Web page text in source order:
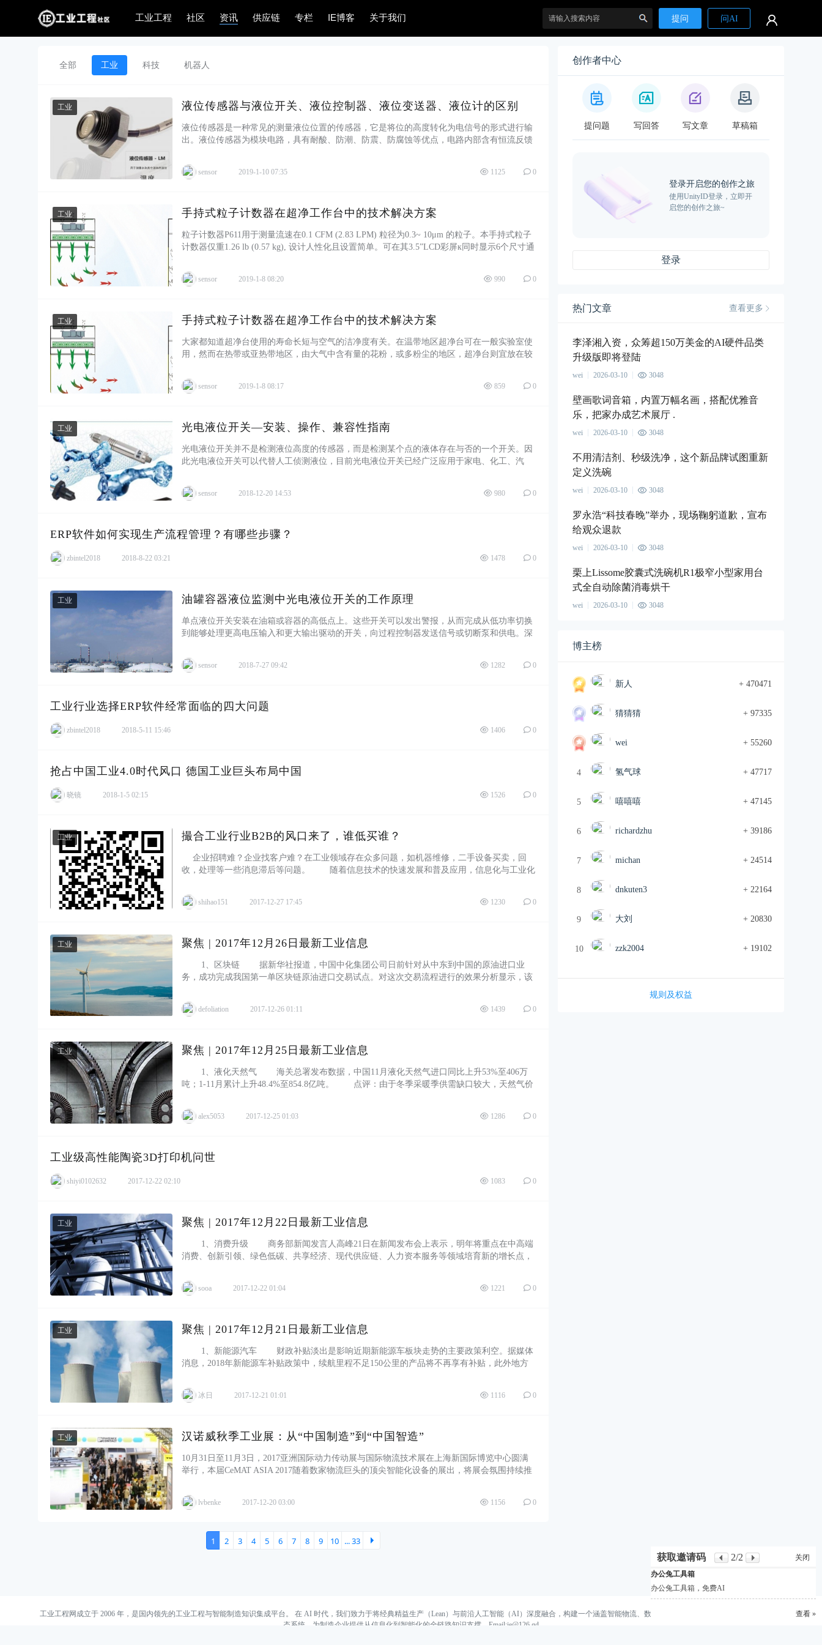
工业工程 社区 资讯 供应链 专栏 IE博客 关于我们 问AI
提问
索
全部 工业 科技 机器人
工业 液位传感器与液位开关、液位控制器、液位变送器、液位计的区别
液位传感器是一种常见的测量液位位置的传感器，它是将位的高度转化为电信号的形式进行输
出。液位传感器为模块电路，具有耐酸、防潮、防震、防腐蚀等优点，电路内部含有恒流反馈
sensor 2019-1-10 07:35 1125 0
工业 手持式粒子计数器在超净工作台中的技术解决方案
粒子计数器P611用于测量流速在0.1 CFM (2.83 LPM) 粒径为0.3~ 10μm 的粒子。本手持式粒子
计数器仅重1.26 lb (0.57 kg), 设计人性化且设置简单。可在其3.5”LCD彩屏к同时显示6个尺寸通
sensor 2019-1-8 08:20 990 0
工业 手持式粒子计数器在超净工作台中的技术解决方案
大家都知道超净台使用的寿命长短与空气的洁净度有关。在温带地区超净台可在一般实验室使
用，然而在热带或亚热带地区，由大气中含有量的花粉，或多粉尘的地区，超净台则宜放在较
sensor 2019-1-8 08:17 859 0
工业 光电液位开关—安装、操作、兼容性指南
光电液位开关并不是检测液位高度的传感器，而是检测某个点的液体存在与否的一个开关。因
此光电液位开关可以代替人工侦测液位，目前光电液位开关已经广泛应用于家电、化工、汽
sensor 2018-12-20 14:53 980 0
ERP软件如何实现生产流程管理？有哪些步骤？
zbintel2018 2018-8-22 03:21 1478 0
工业 油罐容器液位监测中光电液位开关的工作原理
单点液位开关安装在油箱或容器的高低点上。这些开关可以发出警报，从而完成从低功率切换
到能够处理更高电压输入和更大输出驱动的开关，向过程控制器发送信号或切断泵和供电。深
sensor 2018-7-27 09:42 1282 0
工业行业选择ERP软件经常面临的四大问题
zbintel2018 2018-5-11 15:46 1406 0
抢占中国工业4.0时代风口 德国工业巨头布局中国
晓镜 2018-1-5 02:15 1526 0
工业 撮合工业行业B2B的风口来了，谁低买谁？
企业招聘难？企业找客户难？在工业领域存在众多问题，如机器维修，二手设备买卖，回
收，处理等一些消息滞后等问题。 随着信息技术的快速发展和普及应用，信息化与工业化
shihao151 2017-12-27 17:45 1230 0
工业 聚焦 | 2017年12月26日最新工业信息
1、区块链 据新华社报道，中国中化集团公司日前针对从中东到中国的原油进口业
务，成功完成我国第一单区块链原油进口交易试点。对这次交易流程进行的效果分析显示，该
defoliation 2017-12-26 01:11 1439 0
工业 聚焦 | 2017年12月25日最新工业信息
1、液化天然气 海关总署发布数据，中国11月液化天然气进口同比上升53%至406万
吨；1-11月累计上升48.4%至854.8亿吨。 点评：由于冬季采暖季供需缺口较大，天然气价
alex5053 2017-12-25 01:03 1286 0
工业级高性能陶瓷3D打印机问世
shiyi0102632 2017-12-22 02:10 1083 0
工业 聚焦 | 2017年12月22日最新工业信息
1、消费升级 商务部新闻发言人高峰21日在新闻发布会上表示，明年将重点在中高端
消费、创新引领、绿色低碳、共享经济、现代供应链、人力资本服务等领域培育新的增长点，
sooa 2017-12-22 01:04 1221 0
工业 聚焦 | 2017年12月21日最新工业信息
1、新能源汽车 财政补贴淡出是影响近期新能源车板块走势的主要政策利空。据媒体
消息，2018年新能源车补贴政策中，续航里程不足150公里的产品将不再享有补贴，此外地方
冰日 2017-12-21 01:01 1116 0
工业 汉诺威秋季工业展：从“中国制造”到“中国智造”
10月31日至11月3日，2017亚洲国际动力传动展与国际物流技术展在上海新国际博览中心圆满
举行，本届CeMAT ASIA 2017随着数家物流巨头的顶尖智能化设备的展出，将展会氛围持续推
lvbenke 2017-12-20 03:00 1156 0
1 2 3 4 5 6 7 8 9 10 ... 33
创作者中心
提问题 写回答 写文章 草稿箱
登录开启您的创作之旅
使用UnityID登录，立即开
启您的创作之旅~
登录
热门文章 查看更多
李泽湘入资，众筹超150万美金的AI硬件品类
升级版即将登陆
wei 2026-03-10 3048
壁画歌词音箱，内置万幅名画，搭配优雅音
乐，把家办成艺术展厅 .
wei 2026-03-10 3048
不用清洁剂、秒级洗净，这个新品牌试图重新
定义洗碗
wei 2026-03-10 3048
罗永浩“科技春晚”举办，现场鞠躬道歉，宣布
给观众退款
wei 2026-03-10 3048
栗上Lissome胶囊式洗碗机R1极窄小型家用台
式全自动除菌消毒烘干
wei 2026-03-10 3048
博主榜
新人 + 470471
猜猜猜 + 97335
wei + 55260
4 氢气球 + 47717
5 嘻嘻嘻 + 47145
6 richardzhu + 39186
7 michan + 24514
8 dnkuten3 + 22164
9 大刘 + 20830
10 zzk2004 + 19102
规则及权益
关闭
获取邀请码 2/2
办公兔工具箱
办公兔工具箱，免费AI
查看 »
工业工程网成立于 2006 年，是国内领先的工业工程与智能制造知识集成平台。 在 AI 时代，我们致力于将经典精益生产（Lean）与前沿人工智能（AI）深度融合，构建一个涵盖智能物流、数字孪生、数据驱动决策的“新工业工程”生
态系统，为制造企业提供从信息化到智能化的全链路知识支撑。Email:ie@126.gd